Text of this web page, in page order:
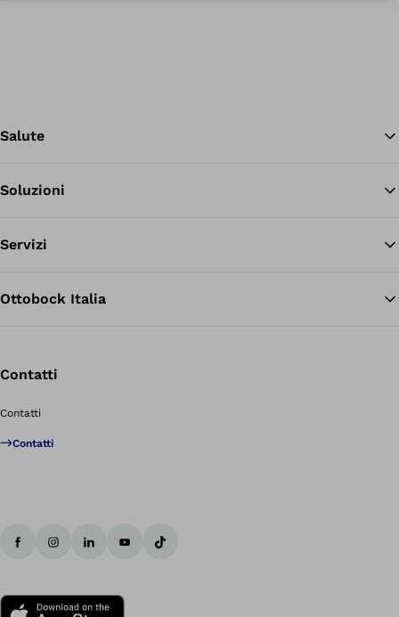
Salute
Soluzioni
Servizi
Ottobock Italia
Contatti
Contatti
Contatti